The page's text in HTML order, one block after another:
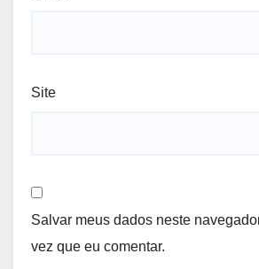
Site
Salvar meus dados neste
vez que eu comentar.